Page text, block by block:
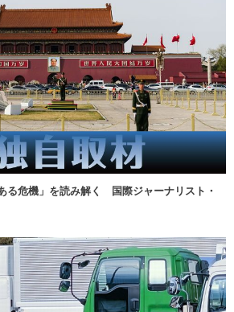
る危機」を読み解く 国際ジャーナリスト・